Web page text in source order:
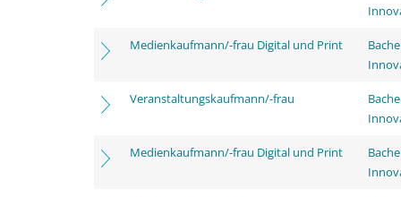
Medienkaufmann/-frau Digital und Print
Veranstaltungskaufmann/-frau
Medienkaufmann/-frau Digital und Print